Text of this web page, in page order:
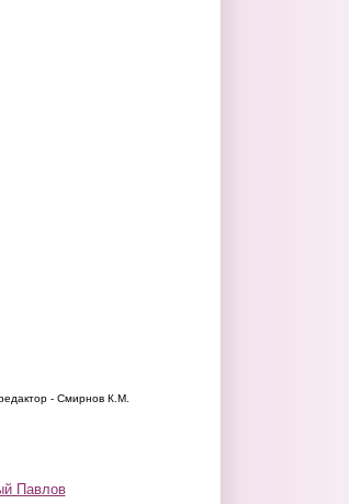
- Смирнов К.М.
Павлов